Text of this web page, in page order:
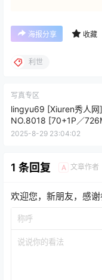
海报分享 收藏
利世
写真专区
lingyu69 [Xiuren秀人网]
NO.8018 [70+1P／
2025-8-29 23:04:02
1 条回复 A 文章作者
欢迎您，新朋友，感谢